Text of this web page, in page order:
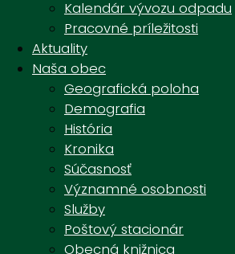
Kalendár vývozu odpadu
Pracovné príležitosti
Aktuality
Naša obec
Geografická poloha
Demografia
História
Kronika
Súčasnosť
Významné osobnosti
Služby
Poštový stacionár
Obecná knižnica
Tel: +32 / 779 03 02
Vítame Vás na stránkach obce
Hrachovište je malebná obec,
v juhovýchodnom cípe
v Čachtických vrchoch,
Karpát, v doline na sútoku
Turanky.